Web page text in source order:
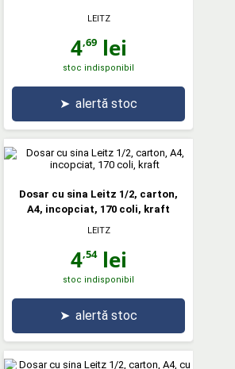
LEITZ
4,69lei
stoc indisponibil
➤ alertă stoc
Dosar cu sina Leitz 1/2, carton,
A4, incopciat, 170 coli, kraft
LEITZ
4,54lei
stoc indisponibil
➤ alertă stoc